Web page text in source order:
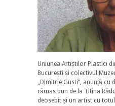
Uniunea Artiștilor Plastici
București și colectivul
„Dimitrie Gusti”, anunță cu
rămas bun de la Titina
deosebit și un artist cu totul